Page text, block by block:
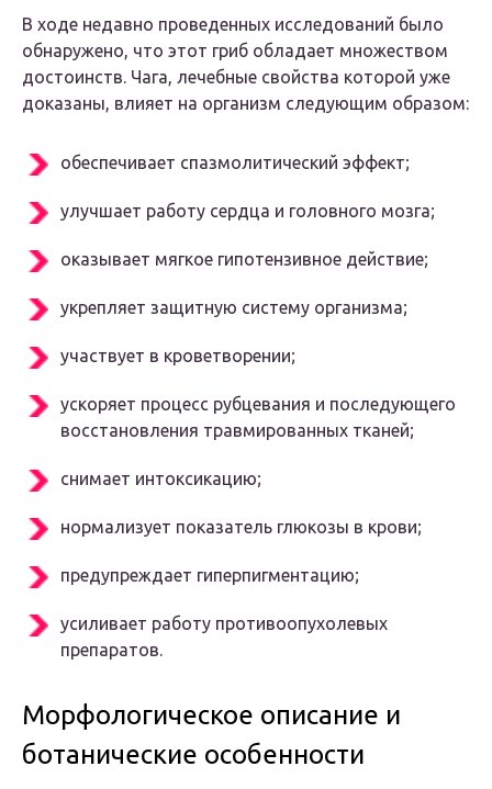
В ходе недавно проведенных исследований было
обнаружено, что этот гриб обладает множеством
достоинств. Чага, лечебные свойства которой уже
доказаны, влияет на организм следующим образом:
обеспечивает спазмолитический эффект;
улучшает работу сердца и головного мозга;
оказывает мягкое гипотензивное действие;
укрепляет защитную систему организма;
участвует в кроветворении;
ускоряет процесс рубцевания и последующего
восстановления травмированных тканей;
снимает интоксикацию;
нормализует показатель глюкозы в крови;
предупреждает гиперпигментацию;
усиливает работу противоопухолевых
препаратов.
Морфологическое описание и
ботанические особенности